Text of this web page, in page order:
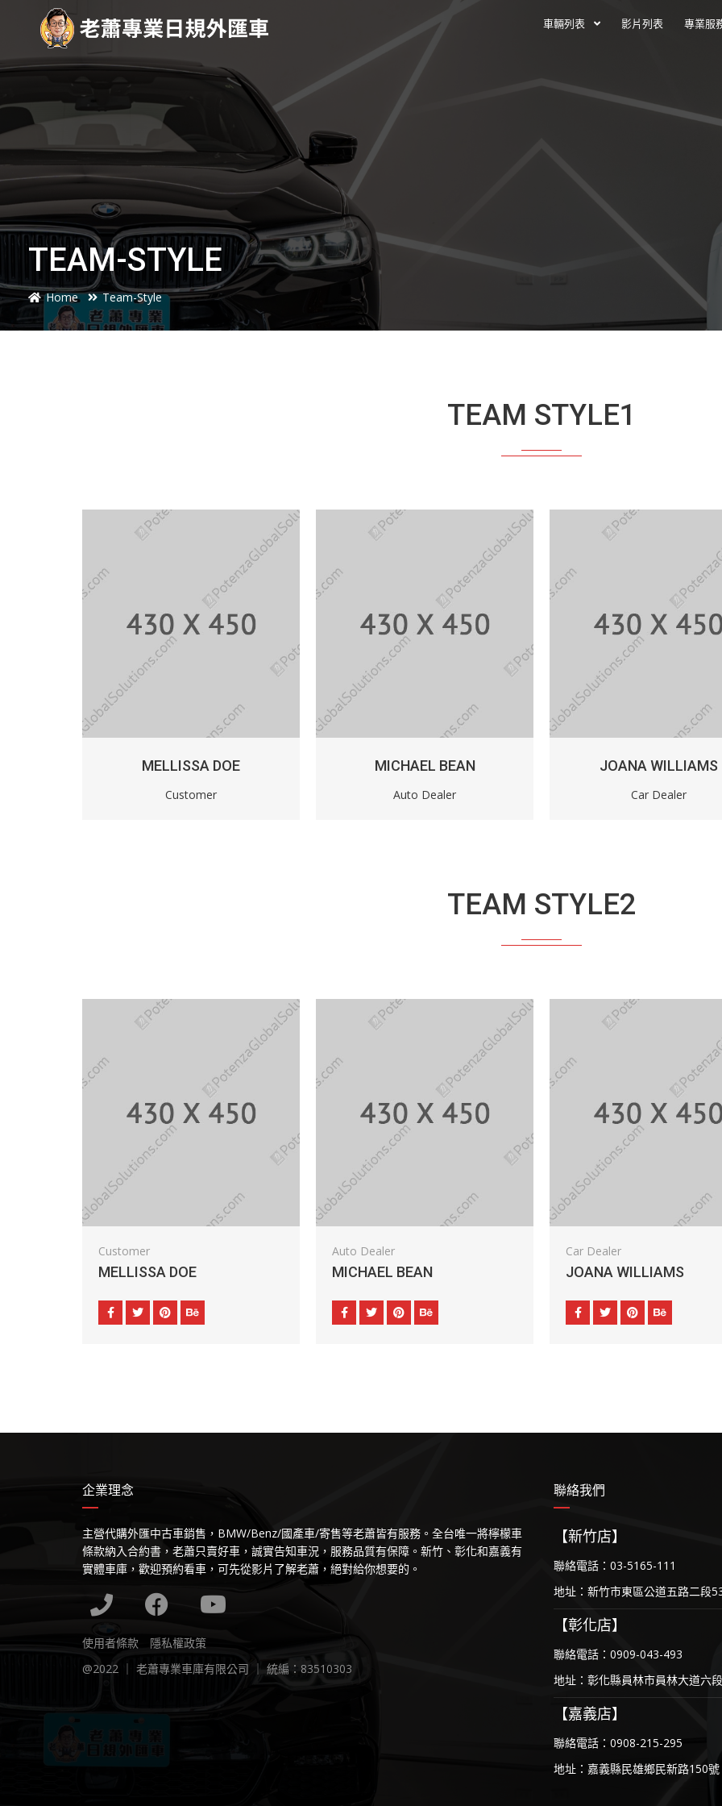
車輛列表 影片列表 專業服
TEAM-STYLE
Home Team-Style
TEAM STYLE1
MELLISSA DOE
Customer
MICHAEL BEAN
Auto Dealer
JOANA WILLIAMS
Car Dealer
TEAM STYLE2
Customer
MELLISSA DOE
Auto Dealer
MICHAEL BEAN
Car Dealer
JOANA WILLIAMS
企業理念
主營代購外匯中古車銷售，BMW/Benz/國產車/寄售等老蕭皆有服務。全台唯一將檸檬車
條款納入合約書，老蕭只賣好車，誠實告知車況，服務品質有保障。新竹、彰化和嘉義有
實體車庫，歡迎預約看車，可先從影片了解老蕭，絕對給你想要的。
使用者條款
隱私權政策
@2022 ｜ 老蕭專業車庫有限公司 ｜ 統編：83510303
聯絡我們
【新竹店】
聯絡電話：03-5165-111
地址：新竹市東區公道五路二段
【彰化店】
聯絡電話：0909-043-493
地址：彰化縣員林市員林大道六
【嘉義店】
聯絡電話：0908-215-295
地址：嘉義縣民雄鄉民新路150號